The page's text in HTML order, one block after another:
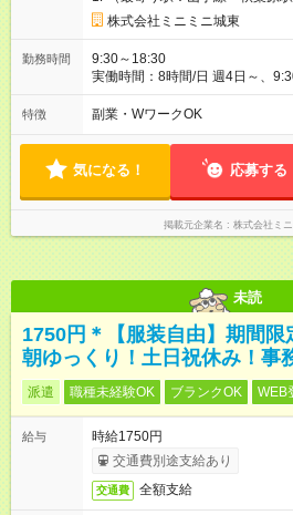
株式会社ミニミニ城東
勤務時間
9:30～18:30
実働時間：8時間/日 週4日～、
OK！ あなたのライフスタイルに合わせて、無理のない勤務時間
を一緒に決めましょう。 ガッツ
て働きたい方にオススメ。
特徴 副業・WワークOK
気になる！ 応募する
掲載元企業名 株式会社ミ
未読
1750円＊【服装自由】期間限
朝ゆっくり！土日祝休み！事
派遣 職種未経験OK ブランクOK WEB
給与
時給1750円
交通費別途支給あり
交通費 全額支給